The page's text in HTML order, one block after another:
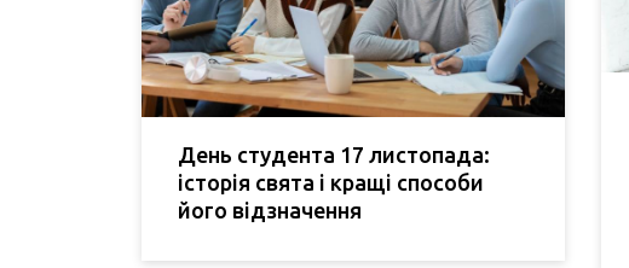
День студента 17 листопада:
історія свята і кращі способи
його відзначення